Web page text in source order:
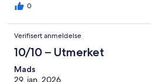
0
Verifisert anmeldelse
10/10 – Utmerket
Mads
29. jan. 2026